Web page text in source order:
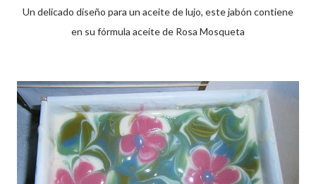
Un delicado diseño para un aceite de lujo, este jabón contiene
en su fórmula aceite de Rosa Mosqueta